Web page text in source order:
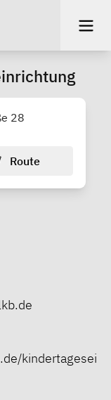
28
Route
kindertagesei